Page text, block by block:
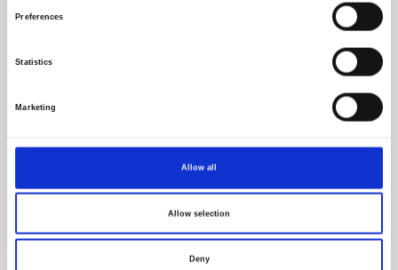
Preferences
Statistics
Marketing
Allow all
Allow selection
Deny
Campanha Verão Saudável